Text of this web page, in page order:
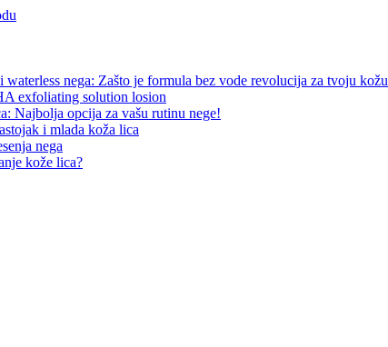
waterless nega: Zašto je formula bez vode revolucija za tvoju kožu
exfoliating solution losion
Najbolja opcija za vašu rutinu nege!
i mlada koža lica
nega
kože lica?